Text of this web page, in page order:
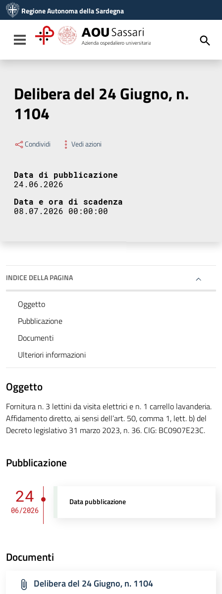
Vai al menu di navigazione
Vai al footer
Regione Autonoma della Sardegna
Toggle navigation
Delibera del 24 Giugno, n.
1104
Condividi Vedi azioni
Data di pubblicazione
24.06.2026
Data e ora di scadenza
08.07.2026 00:00:00
INDICE DELLA PAGINA
Oggetto
Pubblicazione
Documenti
Ulteriori informazioni
Oggetto
Fornitura n. 3 lettini da visita elettrici e n. 1 carrello lavanderia.
Affidamento diretto, ai sensi dell’art. 50, comma 1, lett. b) del
Decreto legislativo 31 marzo 2023, n. 36. CIG: BC0907E23C.
Pubblicazione
24
06/2026
Data pubblicazione
Documenti
Delibera del 24 Giugno, n. 1104